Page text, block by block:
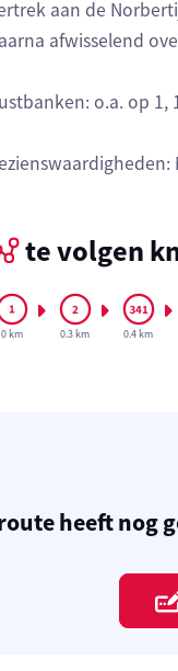
aan de
afwisselend
o.a. op 1,
te volgen
0 km 0.3 km 0.4 km
heeft nog